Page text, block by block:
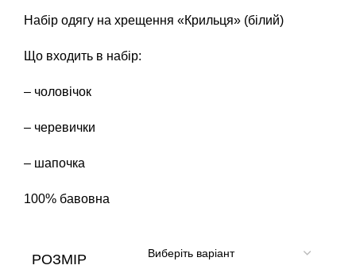
Набір одягу на хрещення «Крильця» (білий)
Що входить в набір:
– чоловічок
– черевички
– шапочка
100% бавовна
РОЗМІР